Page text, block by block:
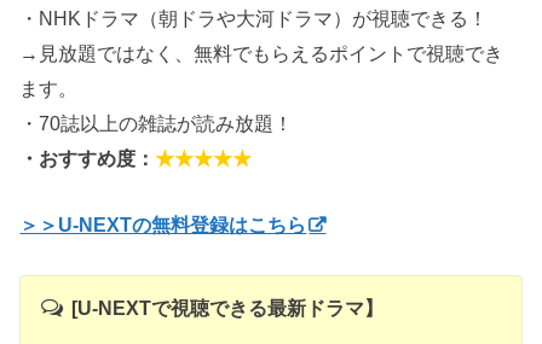
・NHKドラマ（朝ドラや大河ドラマ）が視聴できる！
→見放題ではなく、無料でもらえるポイントで視聴でき
ます。
・70誌以上の雑誌が読み放題！
・おすすめ度：★★★★★
＞＞U-NEXTの無料登録はこちら
[U-NEXTで視聴できる最新ドラマ】